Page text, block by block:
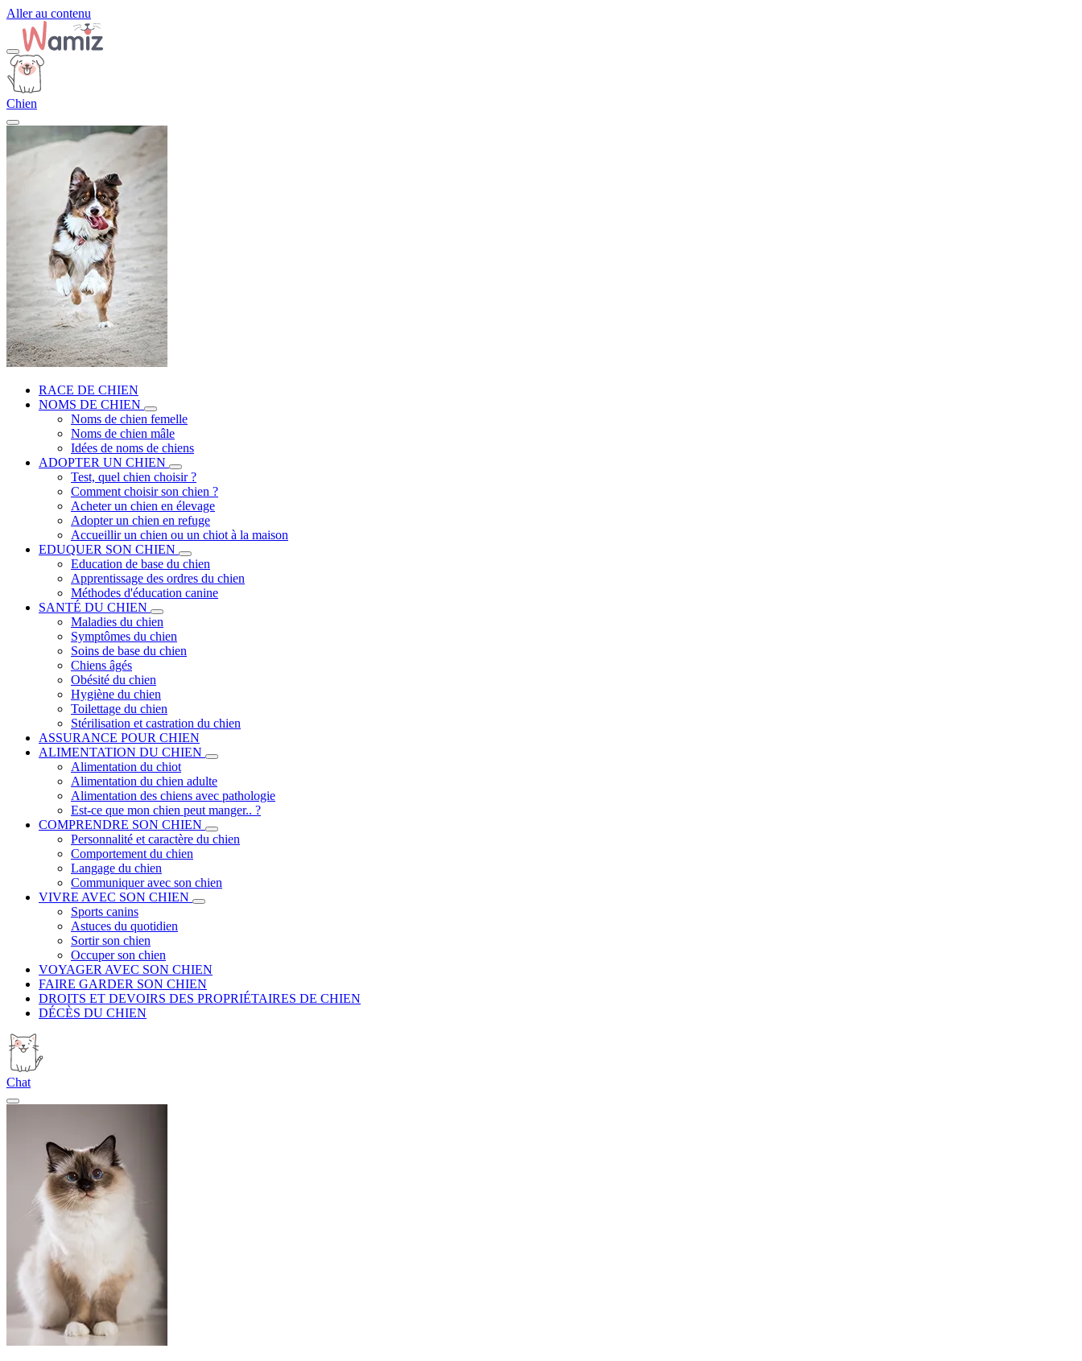
Aller au contenu
Chien
RACE DE CHIEN
NOMS DE CHIEN
Noms de chien femelle
Noms de chien mâle
Idées de noms de chiens
ADOPTER UN CHIEN
Test, quel chien choisir ?
Comment choisir son chien ?
Acheter un chien en élevage
Adopter un chien en refuge
Accueillir un chien ou un chiot à la maison
EDUQUER SON CHIEN
Education de base du chien
Apprentissage des ordres du chien
Méthodes d'éducation canine
SANTÉ DU CHIEN
Maladies du chien
Symptômes du chien
Soins de base du chien
Chiens âgés
Obésité du chien
Hygiène du chien
Toilettage du chien
Stérilisation et castration du chien
ASSURANCE POUR CHIEN
ALIMENTATION DU CHIEN
Alimentation du chiot
Alimentation du chien adulte
Alimentation des chiens avec pathologie
Est-ce que mon chien peut manger.. ?
COMPRENDRE SON CHIEN
Personnalité et caractère du chien
Comportement du chien
Langage du chien
Communiquer avec son chien
VIVRE AVEC SON CHIEN
Sports canins
Astuces du quotidien
Sortir son chien
Occuper son chien
VOYAGER AVEC SON CHIEN
FAIRE GARDER SON CHIEN
DROITS ET DEVOIRS DES PROPRIÉTAIRES DE CHIEN
DÉCÈS DU CHIEN
Chat